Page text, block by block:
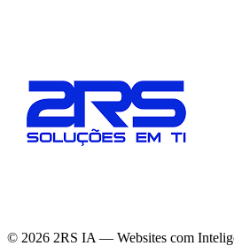
© 2026 2RS IA — Websites com